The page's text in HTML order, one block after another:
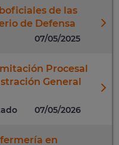
de las
de Defensa
07/05/2025
Procesal
General
07/05/2026
en